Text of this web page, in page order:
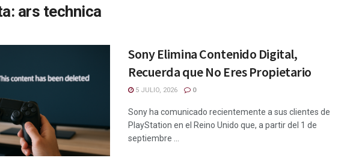
ars technica
Sony Elimina Contenido Digital,
Recuerda que No Eres Propietario
5 JULIO, 2026 0
Sony ha comunicado recientemente a sus clientes de
PlayStation en el Reino Unido que, a partir del 1 de
septiembre ...